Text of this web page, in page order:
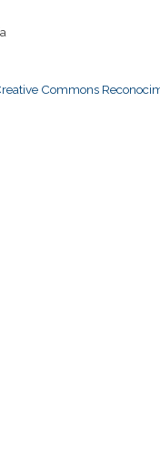
Commons